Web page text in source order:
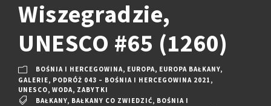
Wiszegradzie,
UNESCO #65 (1260)
BOŚNIA I HERCEGOWINA, EUROPA, EUROPA BAŁKANY,
GALERIE, PODRÓŻ 043 – BOŚNIA I HERCEGOWINA 2021 ,
UNESCO, WODA, ZABYTKI
BAŁKANY, BAŁKANY CO ZWIEDZIĆ, BOŚNIA I